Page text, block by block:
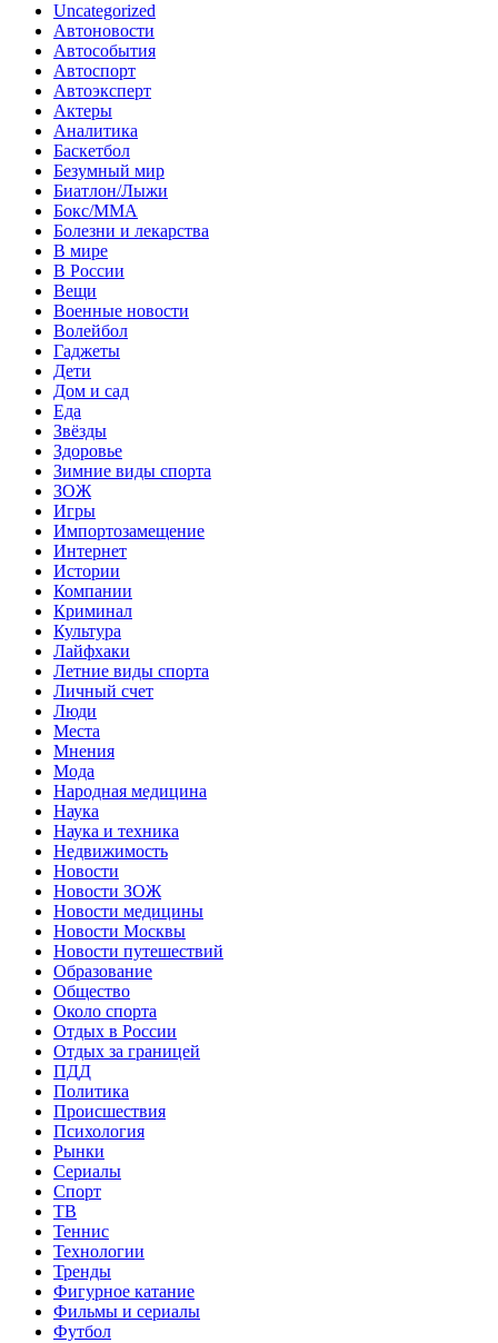
Uncategorized
Автоновости
Автособытия
Автоспорт
Автоэксперт
Актеры
Аналитика
Баскетбол
Безумный мир
Биатлон/Лыжи
Бокс/MMA
Болезни и лекарства
В мире
В России
Вещи
Военные новости
Волейбол
Гаджеты
Дети
Дом и сад
Еда
Звёзды
Здоровье
Зимние виды спорта
ЗОЖ
Игры
Импортозамещение
Интернет
Истории
Компании
Криминал
Культура
Лайфхаки
Летние виды спорта
Личный счет
Люди
Места
Мнения
Мода
Народная медицина
Наука
Наука и техника
Недвижимость
Новости
Новости ЗОЖ
Новости медицины
Новости Москвы
Новости путешествий
Образование
Общество
Около спорта
Отдых в России
Отдых за границей
ПДД
Политика
Происшествия
Психология
Рынки
Сериалы
Спорт
ТВ
Теннис
Технологии
Тренды
Фигурное катание
Фильмы и сериалы
Футбол